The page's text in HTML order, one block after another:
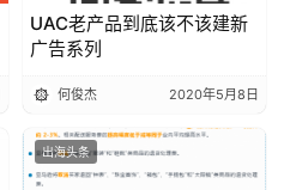
UAC老产品到底该不该建新
广告系列
何俊杰 2020年5月8日
出海头条